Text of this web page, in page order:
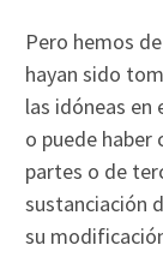
Pero hemos
hayan sido
las idóneas en
o puede haber
partes o de
sustanciación
su